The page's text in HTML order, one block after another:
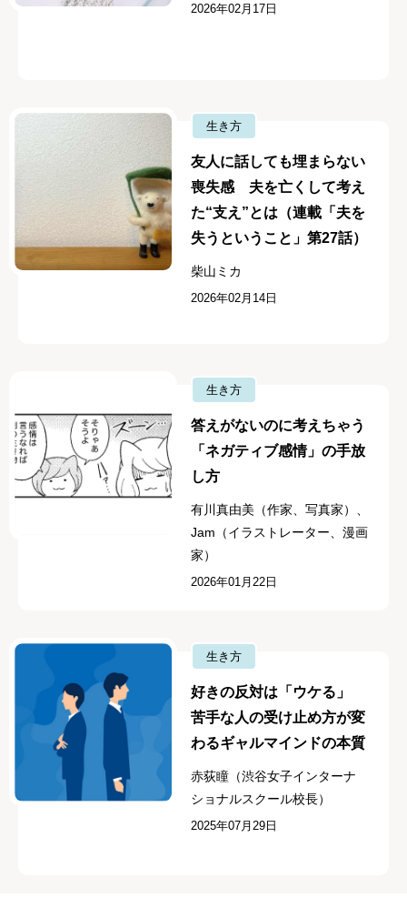
2026年02月17日
生き方
友人に話しても埋まらない
喪失感 夫を亡くして考え
た“支え”とは（連載「夫を
失うということ」第27話）
柴山ミカ
2026年02月14日
生き方
答えがないのに考えちゃう
「ネガティブ感情」の手放
し方
有川真由美（作家、写真家）、
Jam（イラストレーター、漫画
家）
2026年01月22日
生き方
好きの反対は「ウケる」
苦手な人の受け止め方が変
わるギャルマインドの本質
赤荻瞳（渋谷女子インターナ
ショナルスクール校長）
2025年07月29日